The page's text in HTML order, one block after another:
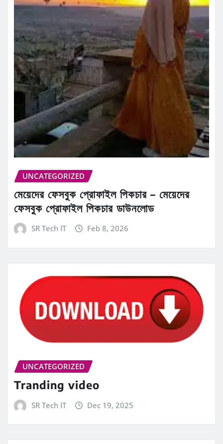
UNCATEGORIZED
মেয়েদের ফেসবুক প্রোফাইল পিকচার – মেয়েদের
ফেসবুক প্রোফাইল পিকচার ডাউনলোড
SR Tech IT Feb 8, 2026
UNCATEGORIZED
Tranding video
SR Tech IT Dec 19, 2025